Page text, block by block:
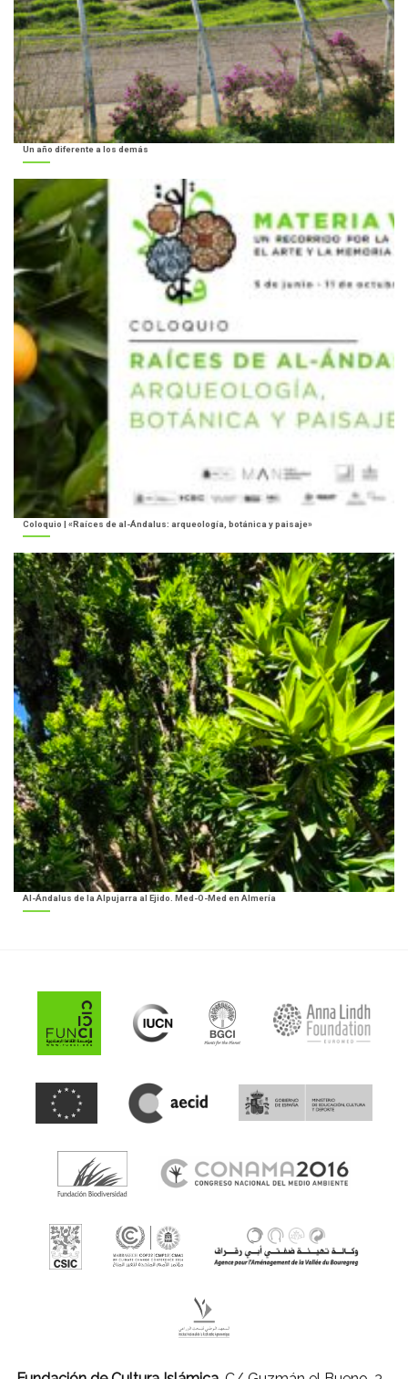
Un año diferente a los demás
Coloquio | «Raíces de al-Ándalus: arqueología, botánica y paisaje»
Al-Ándalus de la Alpujarra al Ejido. Med-O-Med en Almería